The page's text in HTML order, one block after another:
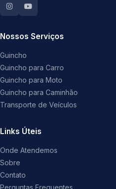
Nossos Serviços
Guincho
Guincho para Carro
Guincho para Moto
Guincho para Caminhão
Transporte de Veículos
Links Úteis
Onde Atendemos
Sobre
Contato